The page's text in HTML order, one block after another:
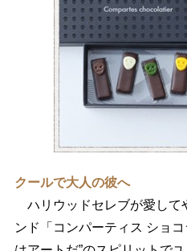
クールで大人の彼へ
ハリウッドセレブが愛して
ンド「コンパーティス ショ